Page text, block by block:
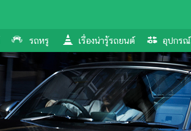
รถหรู เรื่องน่ารู้รถยนต์ อุปกรณ์